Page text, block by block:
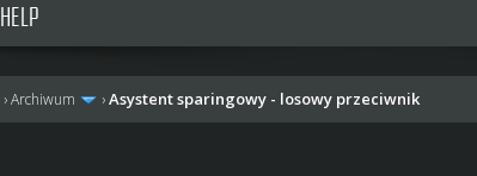
HELP
›Archiwum ›Asystent sparingowy - losowy przeciwnik